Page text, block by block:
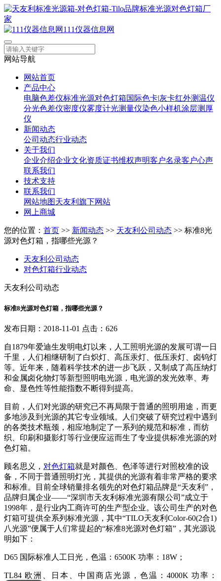
111仪器信息网
网站导航
网站首页
产品中心
电脑色差仪标准光源对色灯箱国际色卡|灰卡红外测温仪
分光色差仪密度仪雾度计光测量仪染色小样机涂层测厚
仪
新闻动态
公司动态行业动态
关于我们
企业介绍企业文化资质证书维权声明客户名录客户心声
联系我们
技术支持
联系我们
网站地图天友利旗下网站
网上商城
您的位置： 首页 >> 新闻动态 >> 天友利公司动态 >> 标准8光
源对色灯箱，指哪些光源？
天友利公司动态
对色灯箱行业动态
天友利公司动态
标准8光源对色灯箱，指哪些光源？
发布日期：2018-11-01 点击：626
自1879年爱迪生发明电灯以来，人工照明光源的发展可谓一日
千里，人们相继研制了白炽灯、高压汞灯、低压汞灯、卤钨灯
等。近年来，随着科学技术的进一步飞跃，又制成了高压纳灯
和金属卤化物灯等新型照明电光源，电光源的发光效率、寿
命、显色性等性能指数不断得到提高。
目前，人们对光源的研究已不再局限于普通的照明用途，而更
多地涉及到光源的其它专业领域。人们突破了研究过程中遇到
的各类技术瓶颈，相应地制定了一系列的规范和标准，而纺
织、印刷和摄影灯等行业便应运而生了专业提供标准光源的对
色灯箱。
顾名思义， 对色灯箱就是对颜色、色泽等进行对照校准的设
备，不同于普通照明灯光，其提供的光源有着非常严格的要求
和标准。目前全球销量排名领先的对色灯箱品牌是“天友利”，
品牌归属企业——“深圳市天友利标准光源有限公司”成立于
1998年，是行业内工商许可的生产型企业。该公司生产的对色
灯箱可提供全系列标准光源，其中“TILO天友利Color-60(2合1)
八光源”便属于人们常提起的“标准8光源对色灯箱”，其光源说
明如下：
D65 国际标准人工日光，色温：6500K 功率：18W；
TL84 欧洲、日本、中国商店光源，色温：4000K 功率：